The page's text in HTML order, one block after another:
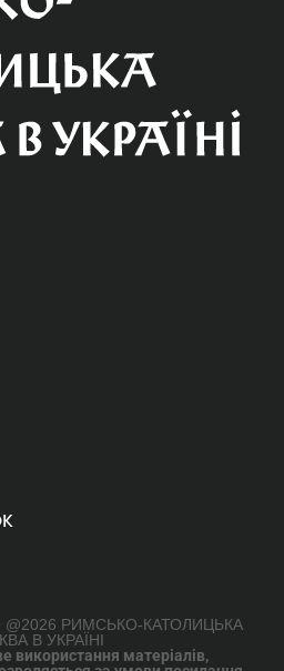
РИМСЬКО-КАТОЛИЦЬКА
В УКРАЇНІ
використання матеріалів,